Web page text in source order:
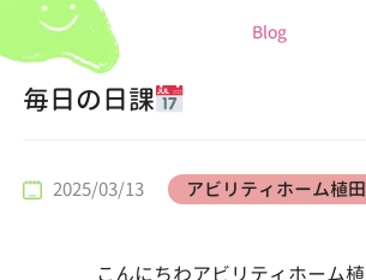
Blog
毎日の日課
2025/03/13 アビリティホーム植田
こんにちわアビリティホーム植